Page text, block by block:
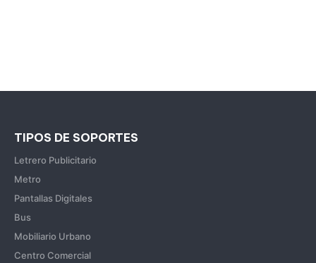
TIPOS DE SOPORTES
Letrero Publicitario
Metro
Pantallas Digitales
Bus
Mobiliario Urbano
Centro Comercial